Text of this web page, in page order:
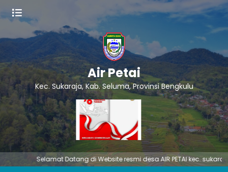
Air Petai
Kec. Sukaraja, Kab. Seluma, Provinsi Bengkulu
Selamat Datang di Website resmi desa AIR PETAI kec. sukaraja